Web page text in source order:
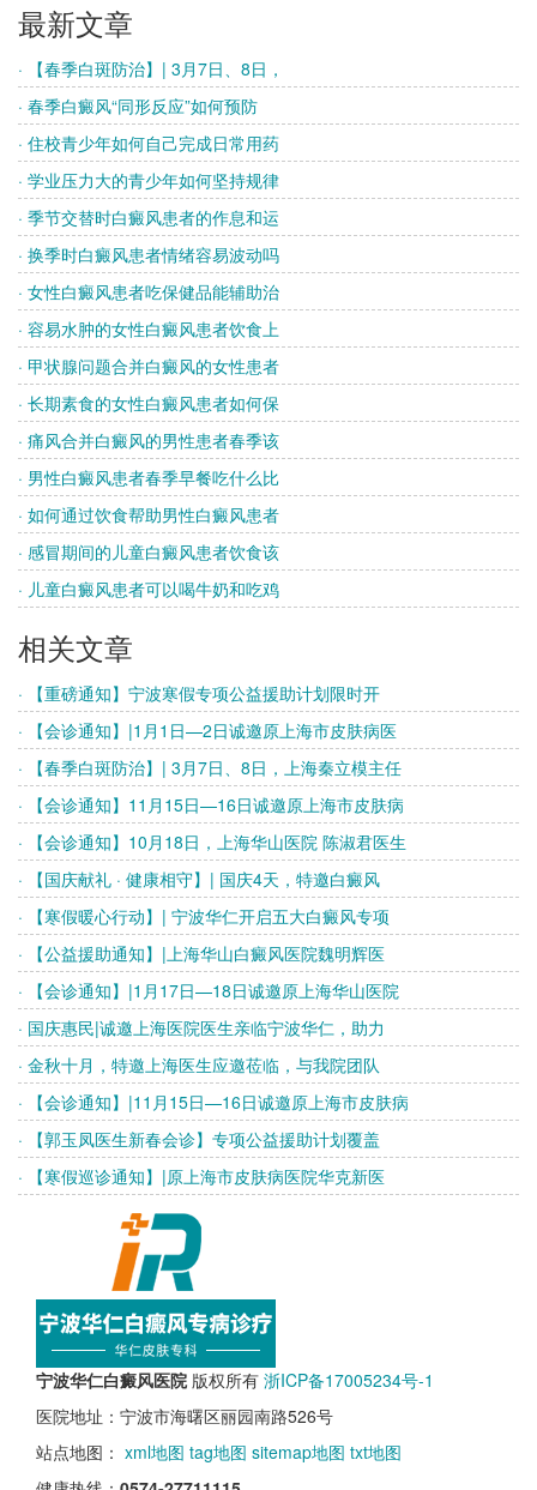
最新文章
· 【春季白斑防治】| 3月7日、8日，
· 春季白癜风“同形反应”如何预防
· 住校青少年如何自己完成日常用药
· 学业压力大的青少年如何坚持规律
· 季节交替时白癜风患者的作息和运
· 换季时白癜风患者情绪容易波动吗
· 女性白癜风患者吃保健品能辅助治
· 容易水肿的女性白癜风患者饮食上
· 甲状腺问题合并白癜风的女性患者
· 长期素食的女性白癜风患者如何保
· 痛风合并白癜风的男性患者春季该
· 男性白癜风患者春季早餐吃什么比
· 如何通过饮食帮助男性白癜风患者
· 感冒期间的儿童白癜风患者饮食该
· 儿童白癜风患者可以喝牛奶和吃鸡
相关文章
· 【重磅通知】宁波寒假专项公益援助计划限时开
· 【会诊通知】|1月1日—2日诚邀原上海市皮肤病医
· 【春季白斑防治】| 3月7日、8日，上海秦立模主任
· 【会诊通知】11月15日—16日诚邀原上海市皮肤病
· 【会诊通知】10月18日，上海华山医院 陈淑君医生
· 【国庆献礼 · 健康相守】| 国庆4天，特邀白癜风
· 【寒假暖心行动】| 宁波华仁开启五大白癜风专项
· 【公益援助通知】|上海华山白癜风医院魏明辉医
· 【会诊通知】|1月17日—18日诚邀原上海华山医院
· 国庆惠民|诚邀上海医院医生亲临宁波华仁，助力
· 金秋十月，特邀上海医生应邀莅临，与我院团队
· 【会诊通知】|11月15日—16日诚邀原上海市皮肤病
· 【郭玉凤医生新春会诊】专项公益援助计划覆盖
· 【寒假巡诊通知】|原上海市皮肤病医院华克新医
宁波华仁白癜风医院 版权所有 浙ICP备17005234号-1
医院地址：宁波市海曙区丽园南路526号
站点地图： xml地图 tag地图 sitemap地图 txt地图